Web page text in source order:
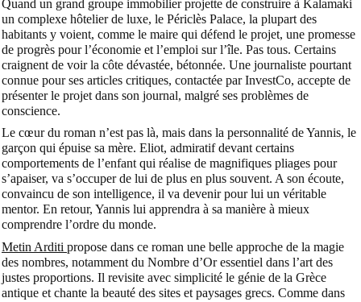
Quand un grand groupe immobilier projette de construire à Kalamaki
un complexe hôtelier de luxe, le Périclès Palace, la plupart des
habitants y voient, comme le maire qui défend le projet, une promesse
de progrès pour l’économie et l’emploi sur l’île. Pas tous. Certains
craignent de voir la côte dévastée, bétonnée. Une journaliste pourtant
connue pour ses articles critiques, contactée par InvestCo, accepte de
présenter le projet dans son journal, malgré ses problèmes de
conscience.
Le cœur du roman n’est pas là, mais dans la personnalité de Yannis, le
garçon qui épuise sa mère. Eliot, admiratif devant certains
comportements de l’enfant qui réalise de magnifiques pliages pour
s’apaiser, va s’occuper de lui de plus en plus souvent. A son écoute,
convaincu de son intelligence, il va devenir pour lui un véritable
mentor. En retour, Yannis lui apprendra à sa manière à mieux
comprendre l’ordre du monde.
Metin Arditi propose dans ce roman une belle approche de la magie
des nombres, notamment du Nombre d’Or essentiel dans l’art des
justes proportions. Il revisite avec simplicité le génie de la Grèce
antique et chante la beauté des sites et paysages grecs. Comme dans